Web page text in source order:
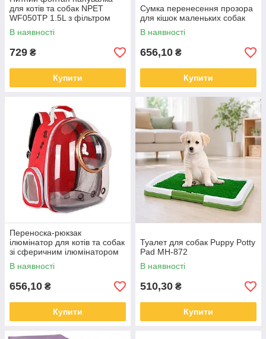
для котів та собак NPET
WF050TP 1.5L з фільтром
прозорий
В наявності
729 ₴
Купити
Сумка перенесення прозора
для кішок маленьких собак
В наявності
656,10 ₴
Купити
Переноска-рюкзак
ілюмінатор для котів та собак
зі сферичним ілюмінатором
В наявності
656,10 ₴
Купити
Туалет для собак Puppy Potty
Pad MH-872
В наявності
510,30 ₴
Купити